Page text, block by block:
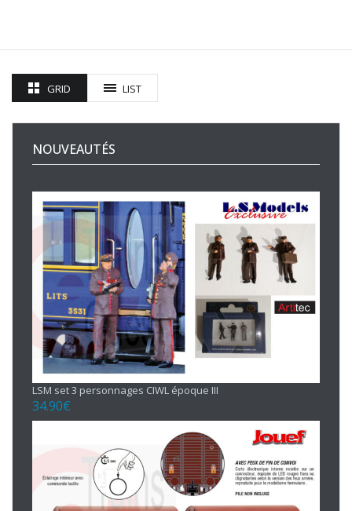
GRID LIST
NOUVEAUTÉS
LSM set 3 personnages CIWL époque III
34.90€